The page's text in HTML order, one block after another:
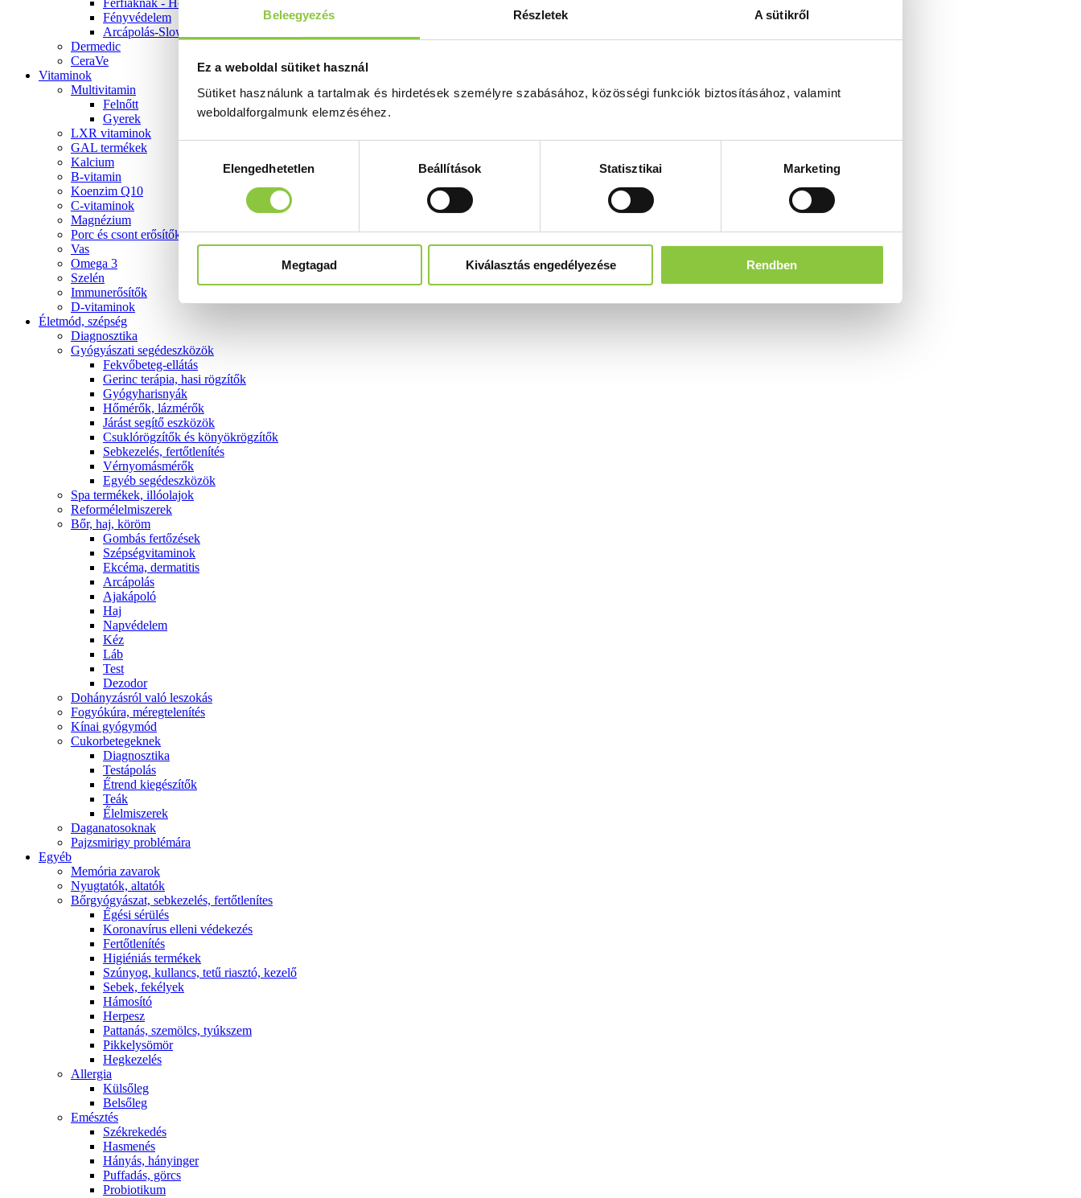
Beleegyezés Részletek A sütikről
Ez a weboldal sütiket használ
Sütiket használunk a tartalmak és hirdetések személyre szabásához, közösségi funkciók biztosításához, valamint
weboldalforgalmunk elemzéséhez.
kiválasztásaElengedhetetlen Beállítások Statisztikai Marketing
Megtagad Kiválasztás engedélyezése Rendben
Férfiaknak - Homme
Fényvédelem
Arcápolás-Slow Age
Dermedic
CeraVe
Vitaminok
Multivitamin
Felnőtt
Gyerek
LXR vitaminok
GAL termékek
Kalcium
B-vitamin
Koenzim Q10
C-vitaminok
Magnézium
Porc és csont erősítők
Vas
Omega 3
Szelén
Immunerősítők
D-vitaminok
Életmód, szépség
Diagnosztika
Gyógyászati segédeszközök
Fekvőbeteg-ellátás
Gerinc terápia, hasi rögzítők
Gyógyharisnyák
Hőmérők, lázmérők
Járást segítő eszközök
Csuklórögzítők és könyökrögzítők
Sebkezelés, fertőtlenítés
Vérnyomásmérők
Egyéb segédeszközök
Spa termékek, illóolajok
Reformélelmiszerek
Bőr, haj, köröm
Gombás fertőzések
Szépségvitaminok
Ekcéma, dermatitis
Arcápolás
Ajakápoló
Haj
Napvédelem
Kéz
Láb
Test
Dezodor
Dohányzásról való leszokás
Fogyókúra, méregtelenítés
Kínai gyógymód
Cukorbetegeknek
Diagnosztika
Testápolás
É́trend kiegészítők
Teák
É́lelmiszerek
Daganatosoknak
Pajzsmirigy problémára
Egyéb
Memória zavarok
Nyugtatók, altatók
Bőrgyógyászat, sebkezelés, fertőtlenítes
É́gési sérülés
Koronavírus elleni védekezés
Fertőtlenítés
Higiéniás termékek
Szúnyog, kullancs, tetű riasztó, kezelő
Sebek, fekélyek
Hámosító
Herpesz
Pattanás, szemölcs, tyúkszem
Pikkelysömör
Hegkezelés
Allergia
Külsőleg
Belsőleg
Emésztés
Székrekedés
Hasmenés
Hányás, hányinger
Puffadás, görcs
Probiotikum